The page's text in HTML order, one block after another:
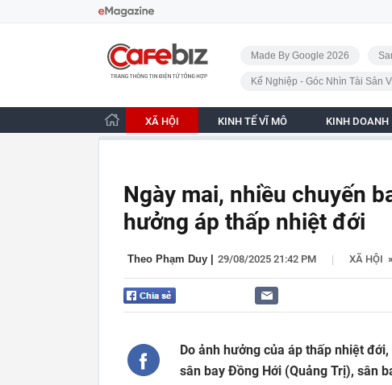
CafeBiz - Trang chủ
Made By Google 2026
Kế Nghiệp - Góc Nhìn Tài Sản
XÃ HỘI KINH TẾ VĨ MÔ KINH DOANH
Ngày mai, nhiều chuyến
hưởng áp thấp nhiệt đới
Theo Phạm Duy 29/08/2025 21:42 PM | XÃ HỘI »
Do ảnh hưởng của áp thấp nhiệt
sân bay Đồng Hới (Quảng Trị), sân